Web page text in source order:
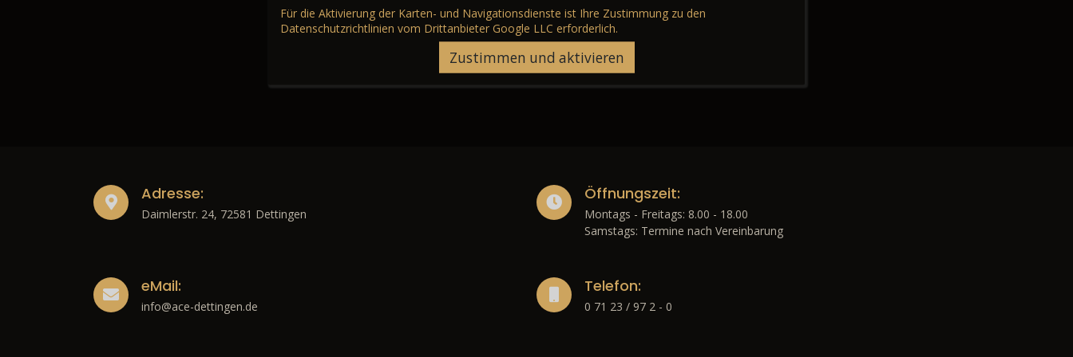
Für die Aktivierung der Karten- und Navigationsdienste ist Ihre Zustimmung zu den
Datenschutzrichtlinien vom Drittanbieter Google LLC erforderlich.
Zustimmen und aktivieren
Adresse:
Daimlerstr. 24, 72581 Dettingen
Öffnungszeit:
Montags - Freitags: 8.00 - 18.00
Samstags: Termine nach Vereinbarung
eMail:
info@ace-dettingen.de
Telefon:
0 71 23 / 97 2 - 0